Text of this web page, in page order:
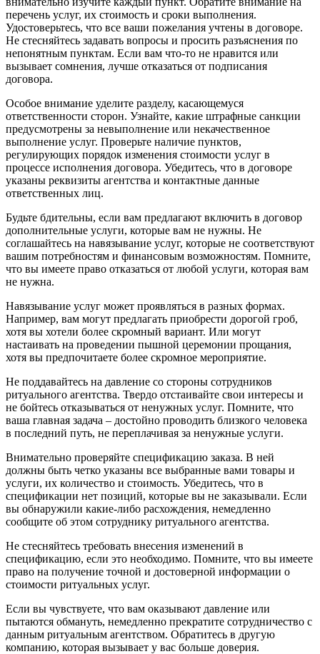
перечень услуг, их стоимость и сроки выполнения.
Удостоверьтесь, что все ваши пожелания учтены в договоре.
Не стесняйтесь задавать вопросы и просить разъяснения по
непонятным пунктам. Если вам что-то не нравится или
вызывает сомнения, лучше отказаться от подписания
договора.
Особое внимание уделите разделу, касающемуся
ответственности сторон. Узнайте, какие штрафные санкции
предусмотрены за невыполнение или некачественное
выполнение услуг. Проверьте наличие пунктов,
регулирующих порядок изменения стоимости услуг в
процессе исполнения договора. Убедитесь, что в договоре
указаны реквизиты агентства и контактные данные
ответственных лиц.
Будьте бдительны, если вам предлагают включить в договор
дополнительные услуги, которые вам не нужны. Не
соглашайтесь на навязывание услуг, которые не соответствуют
вашим потребностям и финансовым возможностям. Помните,
что вы имеете право отказаться от любой услуги, которая вам
не нужна.
Навязывание услуг может проявляться в разных формах.
Например, вам могут предлагать приобрести дорогой гроб,
хотя вы хотели более скромный вариант. Или могут
настаивать на проведении пышной церемонии прощания,
хотя вы предпочитаете более скромное мероприятие.
Не поддавайтесь на давление со стороны сотрудников
ритуального агентства. Твердо отстаивайте свои интересы и
не бойтесь отказываться от ненужных услуг. Помните, что
ваша главная задача – достойно проводить близкого человека
в последний путь, не переплачивая за ненужные услуги.
Внимательно проверяйте спецификацию заказа. В ней
должны быть четко указаны все выбранные вами товары и
услуги, их количество и стоимость. Убедитесь, что в
спецификации нет позиций, которые вы не заказывали. Если
вы обнаружили какие-либо расхождения, немедленно
сообщите об этом сотруднику ритуального агентства.
Не стесняйтесь требовать внесения изменений в
спецификацию, если это необходимо. Помните, что вы имеете
право на получение точной и достоверной информации о
стоимости ритуальных услуг.
Если вы чувствуете, что вам оказывают давление или
пытаются обмануть, немедленно прекратите сотрудничество с
данным ритуальным агентством. Обратитесь в другую
компанию, которая вызывает у вас больше доверия.